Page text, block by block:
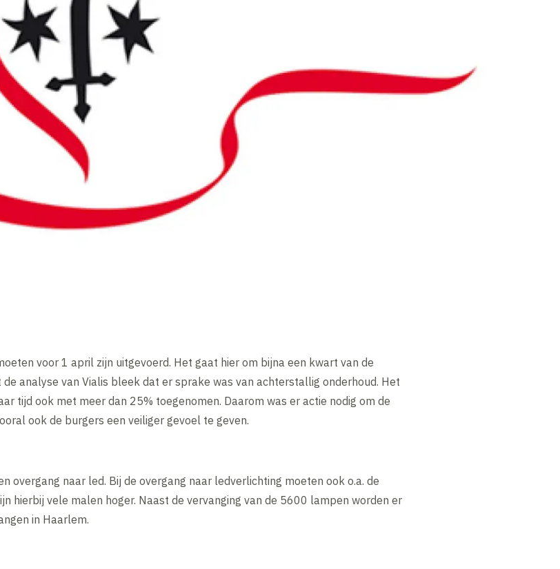
voor 1 april zijn uitgevoerd. Het gaat hier om bijna een kwart van de
analyse van Vialis bleek dat er sprake was van achterstallig onderhoud. Het
tijd ook met meer dan 25% toegenomen. Daarom was er actie nodig om de
ook de burgers een veiliger gevoel te geven.
overgang naar led. Bij de overgang naar ledverlichting moeten ook o.a. de
hierbij vele malen hoger. Naast de vervanging van de 5600 lampen worden er
in Haarlem.